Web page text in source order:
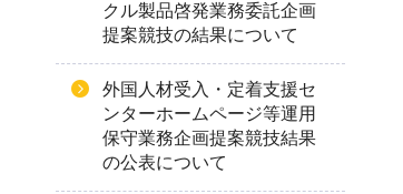
クル製品啓発業務委託企画
提案競技の結果について
外国人材受入・定着支援セ
ンターホームページ等運用
保守業務企画提案競技結果
の公表について